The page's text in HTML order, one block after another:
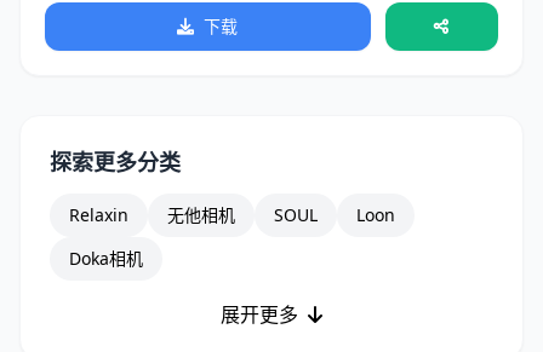
下载
探索更多分类
Relaxin 无他相机 SOUL
Loon
Doka相机
展开更多